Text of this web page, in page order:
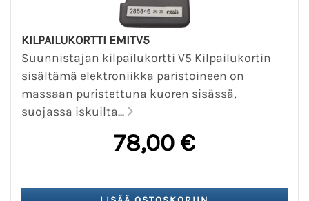
KILPAILUKORTTI EMITV5
Suunnistajan kilpailukortti V5 Kilpailukortin
sisältämä elektroniikka paristoineen on
massaan puristettuna kuoren sisässä,
suojassa iskuilta...
78,00 €